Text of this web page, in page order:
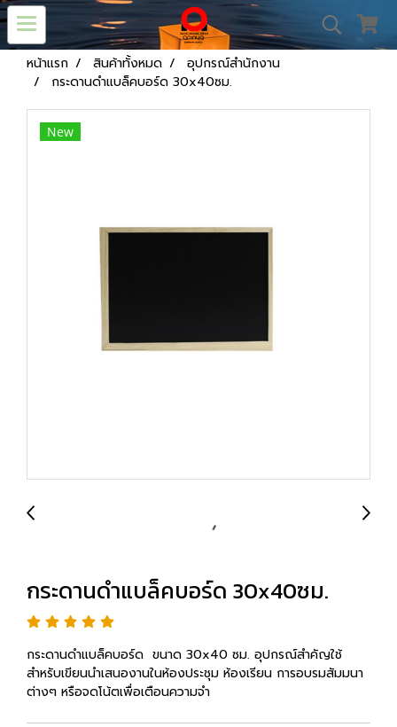
หน้าแรก สินค้าทั้งหมด
อุปกรณ์สำนักงาน
กระดานดำแบล็คบอร์ด 30x40ซม.
New
กระดานดำแบล็คบอร์ด 30x40ซม.
กระดานดำแบล็คบอร์ด ขนาด 30x40 ซม. อุปกรณ์สำคัญใช้
สำหรับเขียนนำเสนองานในห้องประชุม ห้องเรียน การอบรมสัมมนา
ต่างๆ หรือจดโน้ตเพื่อเตือนความจำ